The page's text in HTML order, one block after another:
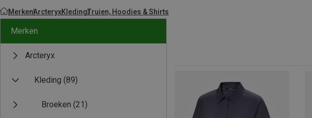
MerkenArcteryxKledingTruien, Hoodies & Shirts
Merken
Arcteryx
Kleding (89)
Broeken (21)